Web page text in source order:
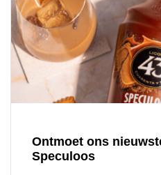
Ontmoet ons
Speculoos